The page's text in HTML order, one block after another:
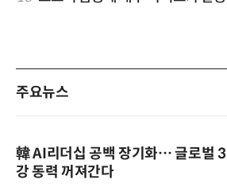
주요뉴스
韓 AI리더십 공백 장기화… 글로벌 3
강 동력 꺼져간다